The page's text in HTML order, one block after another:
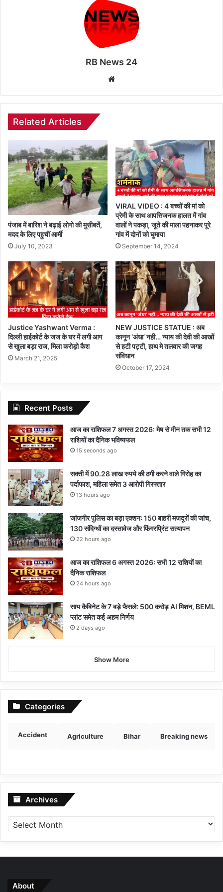
RB News 24
Related Articles
पंजाब में बारिश ने बढ़ाई लोगो की मुसीबतें,
मदद के लिए पहुचीं आर्मी
July 10, 2023
VIRAL VIDEO : 4 बच्चों की मां को
प्रेमी के साथ आपत्तिजनक हालत में गांव
वालों ने पकड़ा, जूते की माला पहनाकर पूरे
गांव में दोनों को घुमाया
September 14, 2024
Justice Yashwant Verma :
दिल्ली हाईकोर्ट के जज के घर में लगी आग
से खुला बड़ा राज, मिला करोड़ो कैश
March 21, 2025
NEW JUSTICE STATUE : अब
कानून ‘अंधा’ नही… न्याय की देवी की आखों
से हटी पट्टी, हाथ मे तलवार की जगह
संविधान
October 17, 2024
Recent Posts
आज का राशिफल 7 अगस्त 2026: मेष से मीन तक सभी 12
राशियों का दैनिक भविष्यफल
15 seconds ago
सक्ती में 90.28 लाख रुपये की ठगी करने वाले गिरोह का
पर्दाफाश, महिला समेत 3 आरोपी गिरफ्तार
13 hours ago
जांजगीर पुलिस का बड़ा एक्शन: 150 बाहरी मजदूरों की जांच,
130 संदिग्धों का दस्तावेज और फिंगरप्रिंट सत्यापन
22 hours ago
आज का राशिफल 6 अगस्त 2026: सभी 12 राशियों का
दैनिक राशिफल
24 hours ago
साय कैबिनेट के 7 बड़े फैसले: 500 करोड़ AI मिशन, BEML
प्लांट समेत कई अहम निर्णय
2 days ago
Show More
Categories
Accident Agriculture Bihar Breaking news
Archives Archives
About